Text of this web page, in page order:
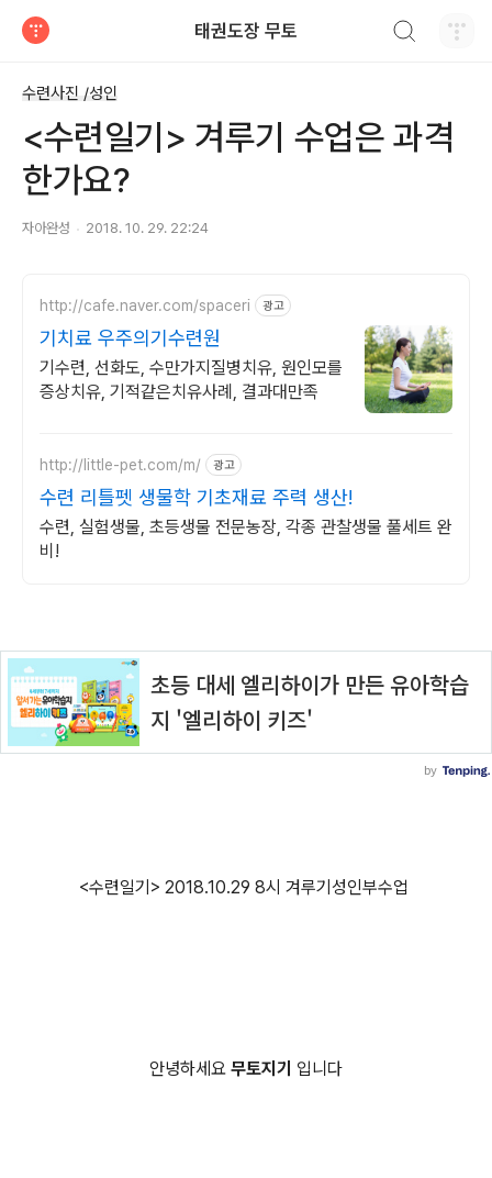
태권도장 무토
수련사진 /성인
<수련일기> 겨루기 수업은 과격
한가요?
자아완성 2018. 10. 29. 22:24
http://cafe.naver.com/spaceri 광고
기치료 우주의기수련원
기수련, 선화도, 수만가지질병치유, 원인모를
증상치유, 기적같은치유사례, 결과대만족
http://little-pet.com/m/ 광고
수련 리틀펫 생물학 기초재료 주력 생산!
수련, 실험생물, 초등생물 전문농장, 각종 관찰생물 풀세트 완
비!
<수련일기> 2018.10.29 8시 겨루기성인부수업
안녕하세요 무토지기 입니다